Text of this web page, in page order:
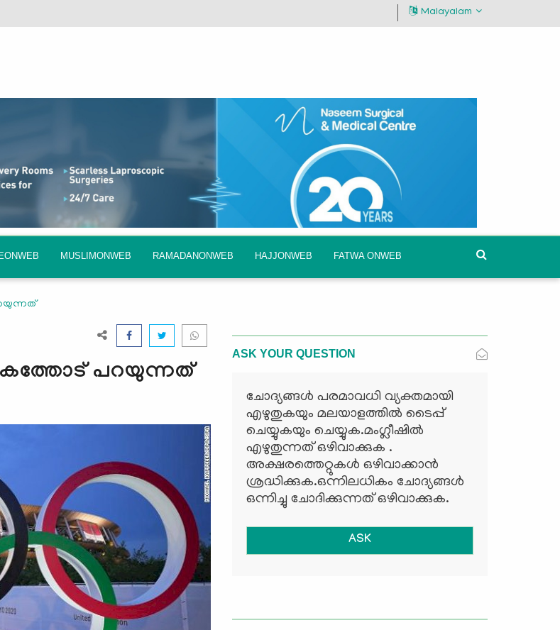
Malayalam
MUSLIMONWEB RAMADANONWEB HAJJONWEB FATWA ONWEB
പറയുന്നത്
ASK YOUR QUESTION
ചോദ്യങ്ങള്‍ പരമാവധി വ്യക്തമായി
എഴുതുകയും മലയാളത്തില്‍ ടൈപ്പ്
ചെയ്യുകയും ചെയ്യുക.മംഗ്ലീഷില്‍
എഴുതുന്നത് ഒഴിവാക്കുക .
അക്ഷരത്തെറ്റുകള്‍ ഒഴിവാക്കാന്‍
ശ്രദ്ധിക്കുക.ഒന്നിലധികം ചോദ്യങ്ങള്‍
ഒന്നിച്ചു ചോദിക്കുന്നത് ഒഴിവാക്കുക.
ASK